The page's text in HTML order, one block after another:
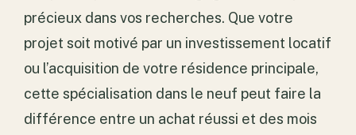
précieux dans vos recherches. Que votre
projet soit motivé par un investissement locatif
ou l’acquisition de votre résidence principale,
cette spécialisation dans le neuf peut faire la
différence entre un achat réussi et des mois